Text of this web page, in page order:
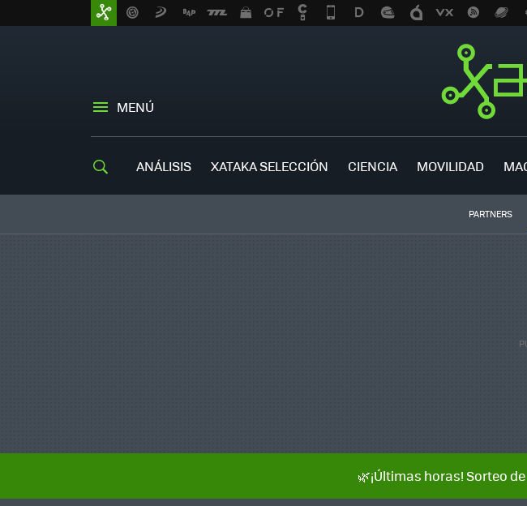
MENÚ
ANÁLISIS XATAKA SELECCIÓN CIENCIA MOVILIDAD
PARTNERS
🌿¡Últimas horas! Sorteo